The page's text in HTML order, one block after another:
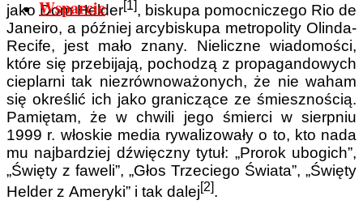
Wsparcie
jako Dom Helder[1], biskupa pomocniczego Rio de
Janeiro, a później arcybiskupa metropolity Olinda-
Recife, jest mało znany. Nieliczne wiadomości,
które się przebijają, pochodzą z propagandowych
cieplarni tak niezrównoważonych, że nie waham
się określić ich jako graniczące ze śmiesznością.
Pamiętam, że w chwili jego śmierci w sierpniu
1999 r. włoskie media rywalizowały o to, kto nada
mu najbardziej dźwięczny tytuł: „Prorok ubogich”,
„Święty z faweli”, „Głos Trzeciego Świata”, „Święty
Helder z Ameryki” i tak dalej[2].